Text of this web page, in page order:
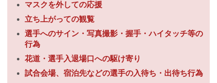
マスクを外しての応援
立ち上がっての観覧
選手へのサイン・写真撮影・握手・ハイタッチ等の
行為
花道・選手入退場口への駆け寄り
試合会場、宿泊先などの選手の入待ち・出待ち行為